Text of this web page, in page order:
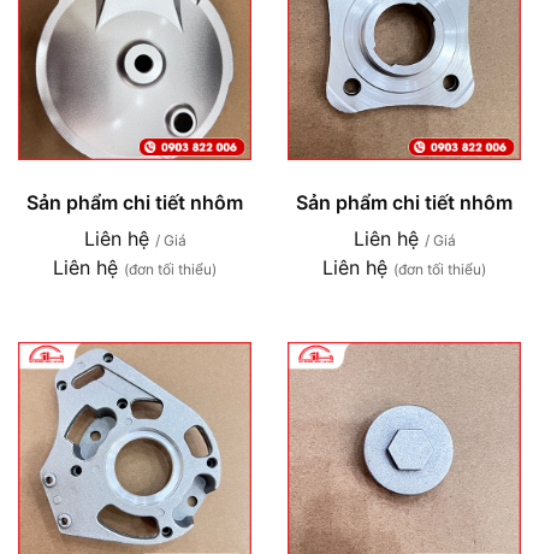
Sản phẩm chi tiết nhôm
Liên hệ / Giá
Liên hệ (đơn tối thiểu)
Sản phẩm chi tiết nhôm
Liên hệ / Giá
Liên hệ (đơn tối thiểu)